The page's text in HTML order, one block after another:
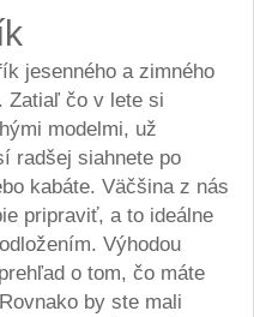
jesenného a zimného
Zatiaľ čo v lete si
modelmi, už
radšej siahnete po
kabáte. Väčšina z nás
pripraviť, a to ideálne
Výhodou
o tom, čo máte
by ste mali